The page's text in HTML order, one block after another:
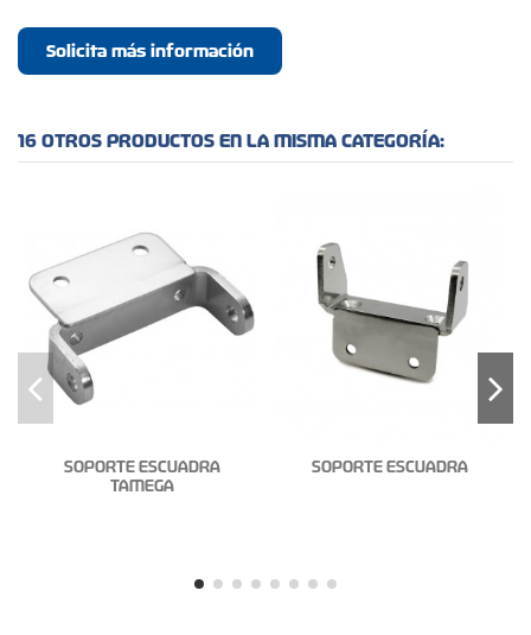
Solicita más información
16 OTROS PRODUCTOS EN LA MISMA CATEGORÍA:
SOPORTE ESCUADRA
TAMEGA
SOPORTE ESCUADRA